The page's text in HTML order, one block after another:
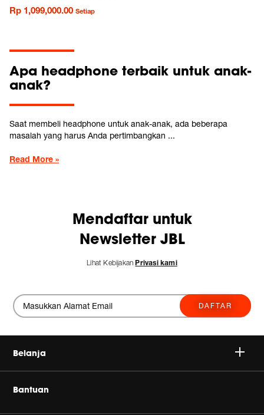
Safe Sound untuk anak-anak dan
kontrol orang tua
Rp 1,099,000.00 Setiap
Apa headphone terbaik untuk anak-
anak?
Saat membeli headphone untuk anak-anak, ada beberapa
masalah yang harus Anda pertimbangkan ...
Read More »
Mendaftar untuk
Newsletter JBL
Lihat KebijakanPrivasi kami
DAFTAR
Belanja
Nirkabel
Bantuan